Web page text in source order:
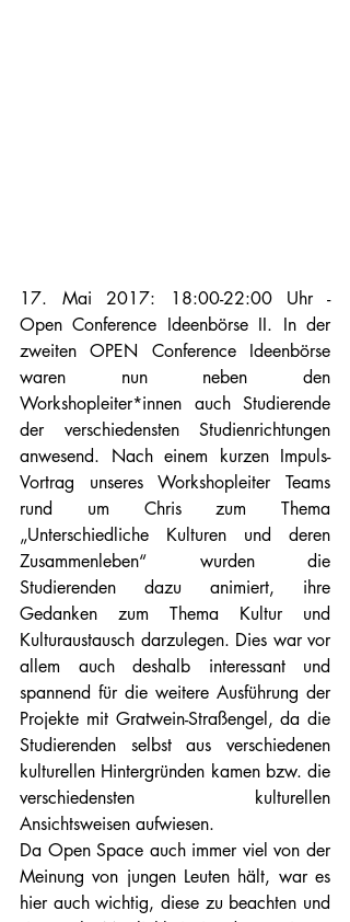
17. Mai 2017: 18:00-22:00 Uhr -
Open Conference Ideenbörse II. In der
zweiten OPEN Conference Ideenbörse
waren nun neben den
Workshopleiter*innen auch Studierende
der verschiedensten Studienrichtungen
anwesend. Nach einem kurzen Impuls-
Vortrag unseres Workshopleiter Teams
rund um Chris zum Thema
„Unterschiedliche Kulturen und deren
Zusammenleben“ wurden die
Studierenden dazu animiert, ihre
Gedanken zum Thema Kultur und
Kulturaustausch darzulegen. Dies war vor
allem auch deshalb interessant und
spannend für die weitere Ausführung der
Projekte mit Gratwein-Straßengel, da die
Studierenden selbst aus verschiedenen
kulturellen Hintergründen kamen bzw. die
verschiedensten kulturellen
Ansichtsweisen aufwiesen.
Da Open Space auch immer viel von der
Meinung von jungen Leuten hält, war es
hier auch wichtig, diese zu beachten und